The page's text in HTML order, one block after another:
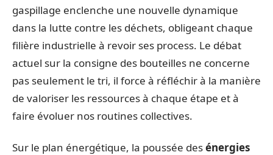
gaspillage enclenche une nouvelle dynamique
dans la lutte contre les déchets, obligeant chaque
filière industrielle à revoir ses process. Le débat
actuel sur la consigne des bouteilles ne concerne
pas seulement le tri, il force à réfléchir à la manière
de valoriser les ressources à chaque étape et à
faire évoluer nos routines collectives.
Sur le plan énergétique, la poussée desénergies